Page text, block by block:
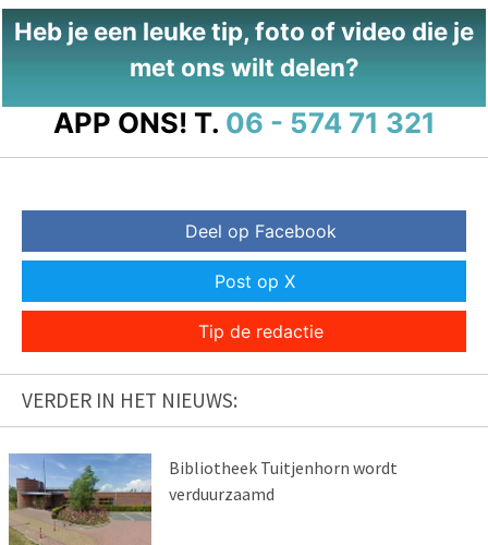
Heb je een leuke tip, foto of video die je
met ons wilt delen?
APP ONS! T. 06 - 574 71 321
Deel op Facebook
Post op X
Tip de redactie
VERDER IN HET NIEUWS:
Bibliotheek Tuitjenhorn wordt
verduurzaamd